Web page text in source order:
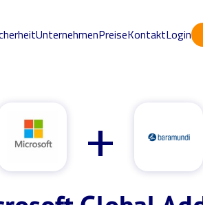
UnternehmenPreiseKontaktLogin
+